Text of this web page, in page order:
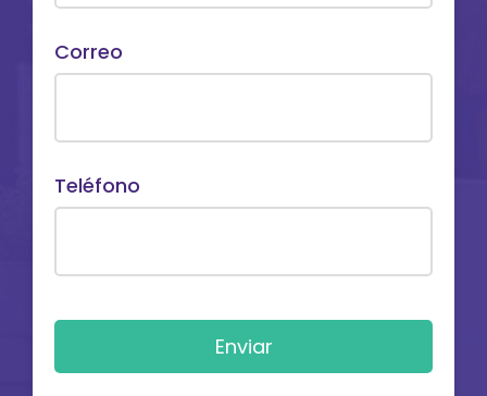
Correo
Teléfono
Enviar